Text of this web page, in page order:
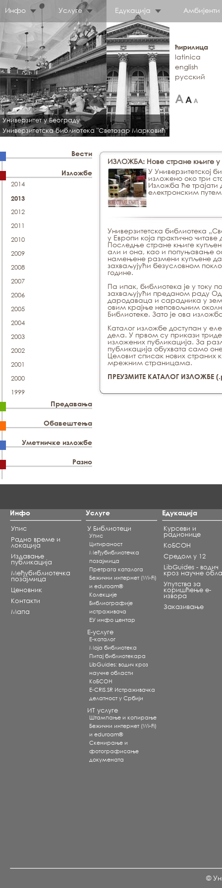
Инфо Услуге Едукација Амбијенти
Универзитет у Београду
Универзитетска библиотека "Светозар Марковић"
ћирилица
latinica
english
русский
Вести
Изложбе
2014
2013
2012
2011
2010
2009
2008
2007
2006
2005
2004
2003
2002
2001
2000
1999
Предавања
Обавештења
Уметничке изложбе
Разно
ИЗЛОЖБА: Нове стране књиге у
У Универзитетској
изложено око три
Изложба ће
електронским
Универзитетска библиотека
у Европи која практично
Последње стране књиге
али и она, као и попуњавање
намењене размени купљене
захваљујући безусловном
године.
Па ипак, библиотека је у току
захваљујући преданом раду
дародаваца и сарадника у
овим крајње неповољним
Библиотеке. Зато је ова
Каталог изложбе доступан у
дела. У првом су прикази
изложених публикација. За
публикација обухвата само
Целовит списак нових
мрежним страницама.
ПРЕУЗМИТЕ КАТАЛОГ ИЗЛОЖБЕ
Инфо
Упис
Радно време и
локација
Издавање
публикација
Међубиблиотечка
позајмица
Ценовник
Контакти
Мапа
Услуге
У Библиотеци
Упис
Цитираност
Међубиблиотечка
позајмица
Претрага каталога
Бежични интернет (Wi-Fi)
и eduroam®
Koлекције
Библиографије
истраживача
ЕУ инфо центар
Е-услуге
Е-каталог
Моја библиотека
Питај библиотекара
LibGuides: водич кроз
научне области
КоБСОН
E-CRIS.SR Истраживачка
делатност у Србији
ИТ услуге
Штампање и копирање
Бежични интернет (Wi-Fi)
и eduroam®
Скенирање и
фотографисање
докумената
Едукација
Курсеви и
радионице
КоБСОН
Средом у 12
LibGuides - водич
кроз научне
Упутства за
коришћење е-
извора
Заказивање
©